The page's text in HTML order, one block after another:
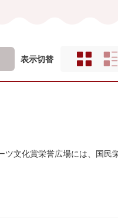
表示切替
ツ文化賞栄誉広場には、国民